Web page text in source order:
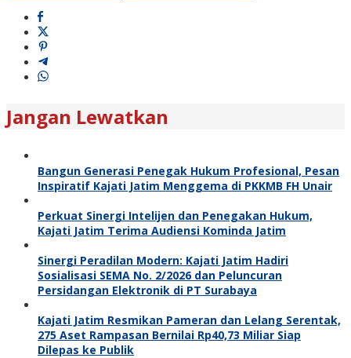
Jangan Lewatkan
Bangun Generasi Penegak Hukum Profesional, Pesan
Inspiratif Kajati Jatim Menggema di PKKMB FH Unair
Perkuat Sinergi Intelijen dan Penegakan Hukum,
Kajati Jatim Terima Audiensi Kominda Jatim
Sinergi Peradilan Modern: Kajati Jatim Hadiri
Sosialisasi SEMA No. 2/2026 dan Peluncuran
Persidangan Elektronik di PT Surabaya
Kajati Jatim Resmikan Pameran dan Lelang Serentak,
275 Aset Rampasan Bernilai Rp40,73 Miliar Siap
Dilepas ke Publik